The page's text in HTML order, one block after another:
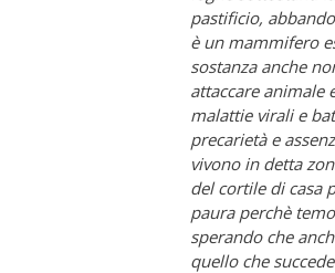
pastificio,
è un mammifero
sostanza anche
attaccare animale
malattie virali e
precarietà e
vivono in detta
del cortile di casa
paura perchè
sperando che
quello che